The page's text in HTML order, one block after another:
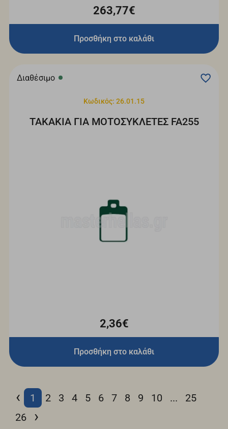
263,77€
Προσθήκη στο καλάθι
Διαθέσιμο
Κωδικός: 26.01.15
ΤΑΚΑΚΙΑ ΓΙΑ ΜΟΤΟΣΥΚΛΕΤΕΣ FA255
2,36€
Προσθήκη στο καλάθι
‹ 1 2 3 4 5 6 7 8 9 10 ...
25
26
›